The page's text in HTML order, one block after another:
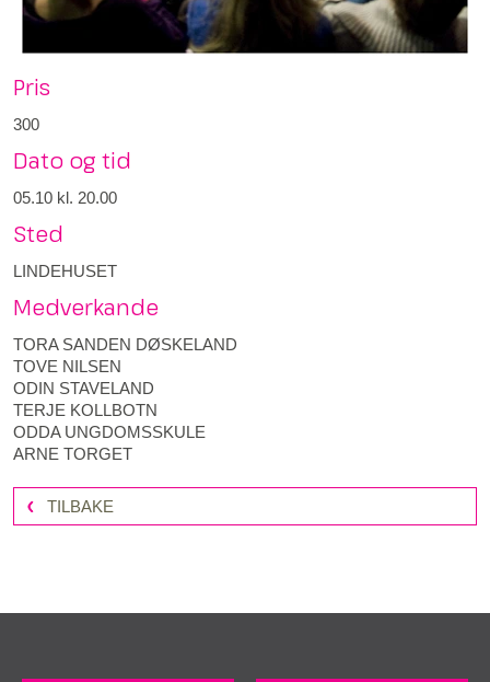
Pris
300
Dato og tid
05.10 kl. 20.00
Sted
LINDEHUSET
Medverkande
TORA SANDEN DØSKELAND
TOVE NILSEN
ODIN STAVELAND
TERJE KOLLBOTN
ODDA UNGDOMSSKULE
ARNE TORGET
TILBAKE